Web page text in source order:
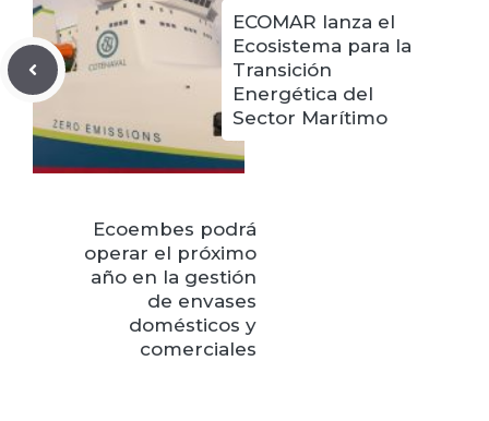
ECOMAR lanza el
Ecosistema para la
Transición
Energética del
Sector Marítimo
Ecoembes podrá
operar el próximo
año en la gestión
de envases
domésticos y
comerciales